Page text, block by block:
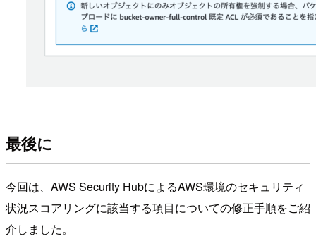
最後に
今回は、AWS Security HubによるAWS環境のセキュリティ
状況スコアリングに該当する項目についての修正手順をご紹
介しました。